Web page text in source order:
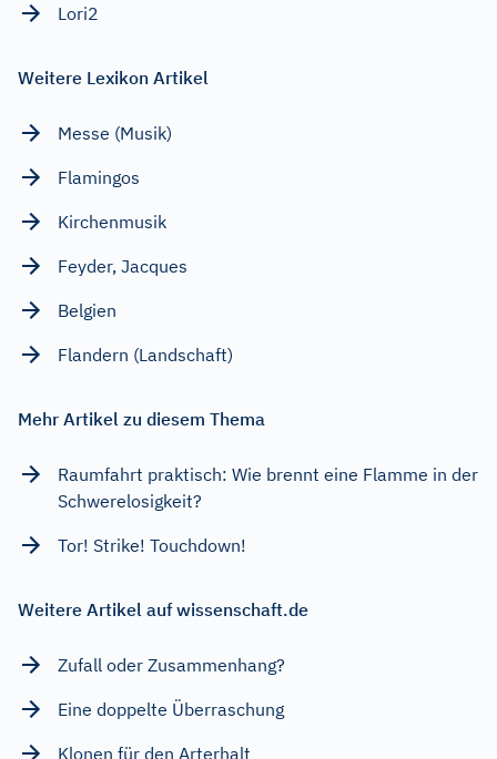
Lori2
Weitere Lexikon Artikel
Messe (Musik)
Flamingos
Kirchenmusik
Feyder, Jacques
Belgien
Flandern (Landschaft)
Mehr Artikel zu diesem Thema
Raumfahrt praktisch: Wie brennt eine Flamme in der
Schwerelosigkeit?
Tor! Strike! Touchdown!
Weitere Artikel auf wissenschaft.de
Zufall oder Zusammenhang?
Eine doppelte Überraschung
Klonen für den Arterhalt